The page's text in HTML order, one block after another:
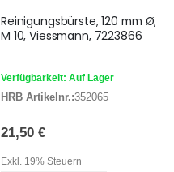
Reinigungsbürste, 120 mm Ø,
M 10, Viessmann, 7223866
Verfügbarkeit: Auf Lager
HRB Artikelnr.:352065
21,50 €
Exkl. 19% Steuern